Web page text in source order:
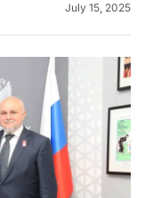
July 15, 2025